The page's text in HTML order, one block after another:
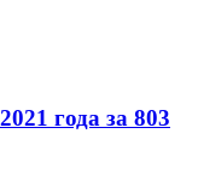
года за 803